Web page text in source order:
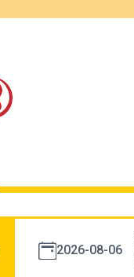
2026-08-06